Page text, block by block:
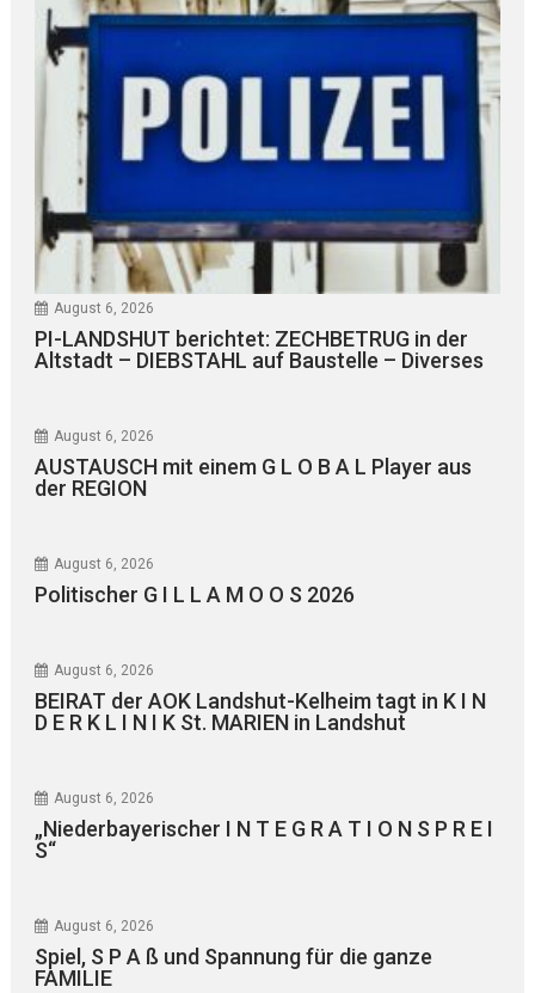
August 6, 2026
PI-LANDSHUT berichtet: ZECHBETRUG in der
Altstadt – DIEBSTAHL auf Baustelle – Diverses
August 6, 2026
AUSTAUSCH mit einem G L O B A L Player aus
der REGION
August 6, 2026
Politischer G I L L A M O O S 2026
August 6, 2026
BEIRAT der AOK Landshut-Kelheim tagt in K I N
D E R K L I N I K St. MARIEN in Landshut
August 6, 2026
„Niederbayerischer I N T E G R A T I O N S P R E I
S“
August 6, 2026
Spiel, S P A ß und Spannung für die ganze
FAMILIE